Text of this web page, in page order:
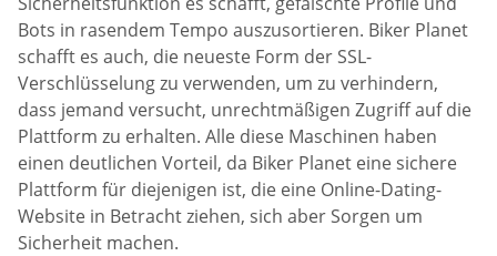
Bots in rasendem Tempo auszusortieren. Biker Planet
schafft es auch, die neueste Form der SSL-
Verschlüsselung zu verwenden, um zu verhindern,
dass jemand versucht, unrechtmäßigen Zugriff auf die
Plattform zu erhalten. Alle diese Maschinen haben
einen deutlichen Vorteil, da Biker Planet eine sichere
Plattform für diejenigen ist, die eine Online-Dating-
Website in Betracht ziehen, sich aber Sorgen um
Sicherheit machen.